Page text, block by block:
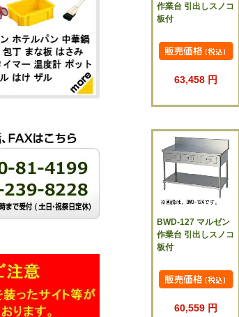
作業台 引出しスノコ
板付
63,458 円
BWD-127 マルゼン
作業台 引出しスノコ
板付
60,559 円